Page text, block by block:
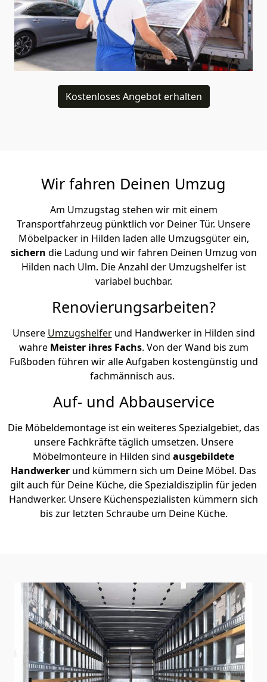
Kostenloses Angebot erhalten
Wir fahren Deinen Umzug
Am Umzugstag stehen wir mit einem
Transportfahrzeug pünktlich vor Deiner Tür. Unsere
Möbelpacker in Hilden laden alle Umzugsgüter ein,
sichern die Ladung und wir fahren Deinen Umzug von
Hilden nach Ulm. Die Anzahl der Umzugshelfer ist
variabel buchbar.
Renovierungsarbeiten?
Unsere Umzugshelferund Handwerker in Hilden sind
wahre Meister ihres Fachs. Von der Wand bis zum
Fußboden führen wir alle Aufgaben kostengünstig und
fachmännisch aus.
Auf- und Abbauservice
Die Möbeldemontage ist ein weiteres Spezialgebiet, das
unsere Fachkräfte täglich umsetzen. Unsere
Möbelmonteure in Hilden sind ausgebildete
Handwerker und kümmern sich um Deine Möbel. Das
gilt auch für Deine Küche, die Spezialdisziplin für jeden
Handwerker. Unsere Küchenspezialisten kümmern sich
bis zur letzten Schraube um Deine Küche.